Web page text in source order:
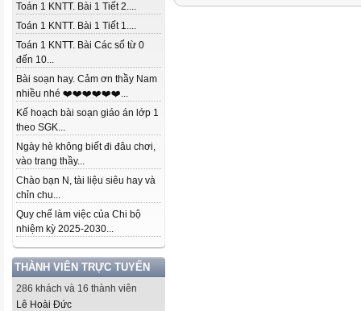
Toán 1 KNTT. Bài 1 Tiết 2....
Toán 1 KNTT. Bài 1 Tiết 1....
Toán 1 KNTT. Bài Các số từ 0
đến 10...
Bài soạn hay. Cảm ơn thầy Nam
nhiều nhé ❤️❤️❤️❤️❤️❤️...
Kế hoạch bài soạn giáo án lớp 1
theo SGK...
Ngày hè không biết đi đâu chơi,
vào trang thầy...
Chào bạn N, tài liệu siêu hay và
chỉn chu...
Quy chế làm việc của Chi bộ
nhiệm kỳ 2025-2030...
THÀNH VIÊN TRỰC TUYẾN
286 khách và 16 thành viên
Lê Hoài Đức